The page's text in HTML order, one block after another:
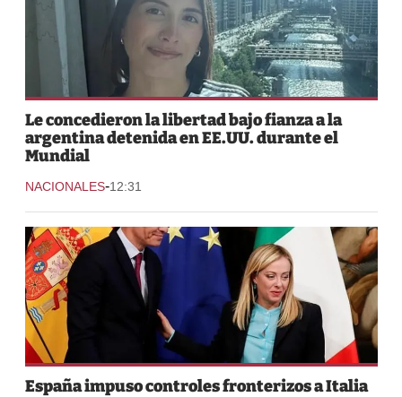
Le concedieron la libertad bajo fianza a la
argentina detenida en EE.UU. durante el
Mundial
NACIONALES-12:31
España impuso controles fronterizos a Italia